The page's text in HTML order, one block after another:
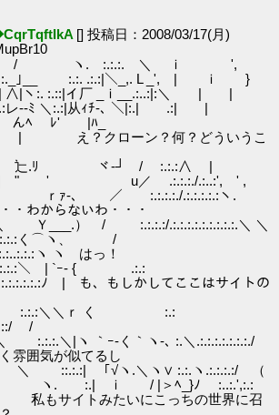
[] 投稿日：2008/03/17(月)
. :.:.:. ＼ ｉ ',
:.:. .:.:|＼_,. L _', | ｉ }
:. :.::|イ厂 _ｉ__.:..:|:＼ | |
‐-ﾐ ＼:.:|从ｨﾁ-､ ＼|:.| .:| |
ﾍ ﾚ' |ﾊ_
？クローン？何？どういうこ
.ﾘ ヾ-┘ / :.:.:∧ |
' u／ .:.:.:./.:..:', ' ,
ｧ-､ ／ :.:.:.:./.:.:.:.:.:ヽ.
からないわ・・・
Ｙ___.） / :.:.:.:/.:.:.:.:.:.:.:.:.:.＼ ＼
く⌒ヽ、 /
ヽ ヽ はっ！
＼ | `ｰ‐ { .:.:
ﾉ | も、もしかしてここはサイトの
＼＼ｒ く :.:
/
｀ｰ‐く｀ヽ‐､ :.＼.:.:.:.:.:.:.:./
囲気が似てるし
√ヽ.＼ヽ∨ :.:.ヽ.:.:.:.:/ （
/ |＞ﾍ_}ﾉ :..:.',:.:
サイトみたいにこっちの世界に召